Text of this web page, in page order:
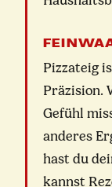
Pizzateig
Präzision.
Gefühl
anderes
hast du
kannst